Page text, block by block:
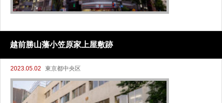
越前勝山藩小笠原家上屋敷跡
2023.05.02 東京都中央区